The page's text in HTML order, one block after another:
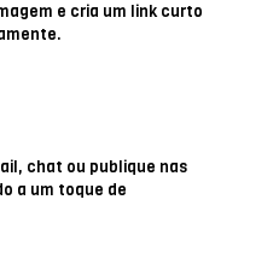
e cria um link curto
chat ou publique nas
a um toque de